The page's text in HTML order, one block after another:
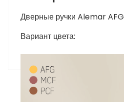
Дверные ручки Alemar AFG
Вариант цвета: